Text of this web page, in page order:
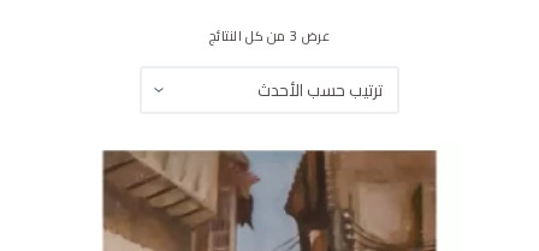
عرض ⁦3⁩ من كل النتائج